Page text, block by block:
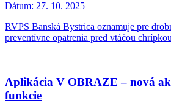
Dátum: 27. 10. 2025
RVPS Banská Bystrica oznamuje pre
preventívne opatrenia pred vtáčou
Aplikácia V OBRAZE – nová
funkcie